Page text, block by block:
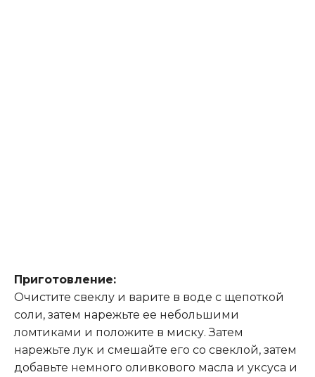
Приготовление:
Очистите свеклу и варите в воде с щепоткой
соли, затем нарежьте ее небольшими
ломтиками и положите в миску. Затем
нарежьте лук и смешайте его со свеклой, затем
добавьте немного оливкового масла и уксуса и